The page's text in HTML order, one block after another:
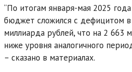
“По итогам января-мая 2025
бюджет сложился с дефицитом
миллиарда рублей, что на 2 663
ниже уровня аналогичного
– сказано в материалах.